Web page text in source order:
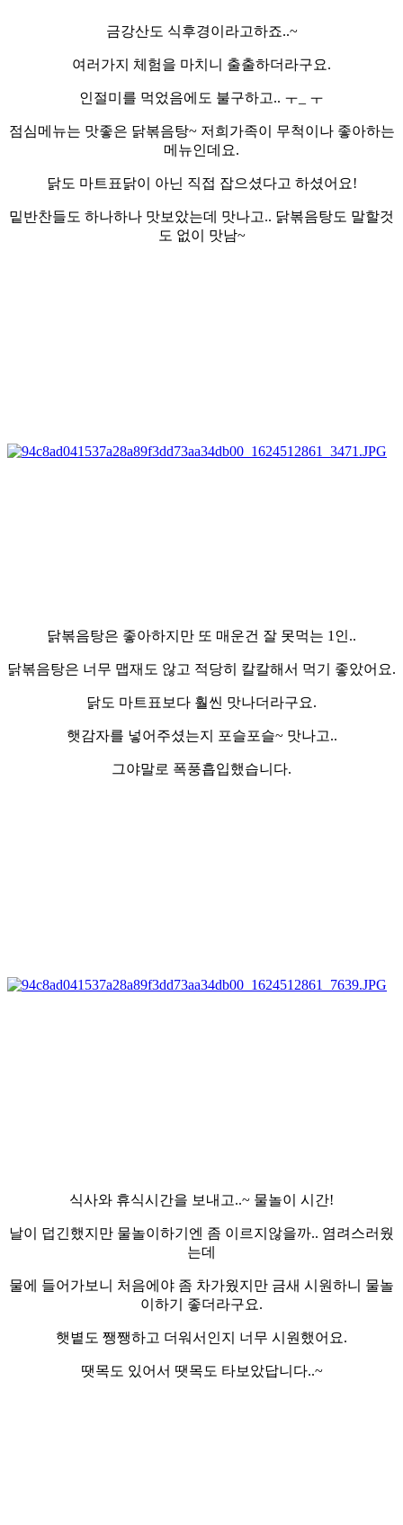
금강산도 식후경이라고하죠..~
여러가지 체험을 마치니 출출하더라구요.
인절미를 먹었음에도 불구하고.. ㅜ_ ㅜ
점심메뉴는 맛좋은 닭볶음탕~ 저희가족이 무척이나 좋아하는
메뉴인데요.
닭도 마트표닭이 아닌 직접 잡으셨다고 하셨어요!
밑반찬들도 하나하나 맛보았는데 맛나고.. 닭볶음탕도 말할것
도 없이 맛남~
닭볶음탕은 좋아하지만 또 매운건 잘 못먹는 1인..
닭볶음탕은 너무 맵재도 않고 적당히 칼칼해서 먹기 좋았어요.
닭도 마트표보다 훨씬 맛나더라구요.
햇감자를 넣어주셨는지 포슬포슬~ 맛나고..
그야말로 폭풍흡입했습니다.
식사와 휴식시간을 보내고..~ 물놀이 시간!
날이 덥긴했지만 물놀이하기엔 좀 이르지않을까.. 염려스러웠
는데
물에 들어가보니 처음에야 좀 차가웠지만 금새 시원하니 물놀
이하기 좋더라구요.
햇볕도 쨍쨍하고 더워서인지 너무 시원했어요.
땟목도 있어서 땟목도 타보았답니다..~